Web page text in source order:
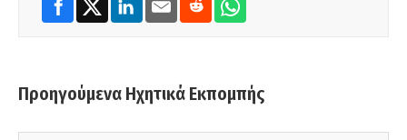
Προηγούμενα Ηχητικά Εκπομπής